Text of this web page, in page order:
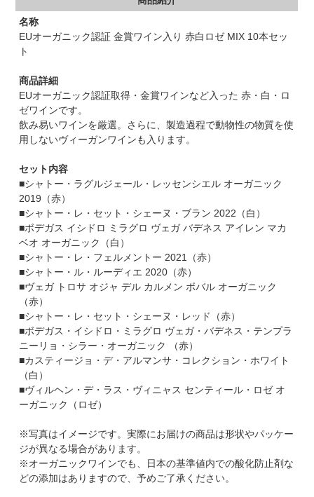
名称
EUオーガニック認証 金賞ワイン入り 赤白ロゼ MIX 10本セッ
ト
商品詳細
EUオーガニック認証取得・金賞ワインなど入った 赤・白・ロ
ゼワインです。
飲み易いワインを厳選。さらに、製造過程で動物性の物質を使
用しないヴィーガンワインも入ります。
セット内容
■シャトー・ラグルジェール・レッセンシエル オーガニック
2019（赤）
■シャトー・レ・セット・シェーヌ・ブラン 2022（白）
■ボデガス イシドロ ミラグロ ヴェガ バデネス アイレン マカ
ベオ オーガニック（白）
■シャトー・レ・フェルメントー 2021（赤）
■シャトー・ル・ルーディエ 2020（赤）
■ヴェガ トロサ オジャ デル カルメン ボバル オーガニック
（赤）
■シャトー・レ・セット・シェーヌ・レッド（赤）
■ボデガス・イシドロ・ミラグロ ヴェガ・バデネス・テンプラ
ニーリョ・シラー・オーガニック （赤）
■カスティージョ・デ・アルマンサ・コレクション・ホワイト
（白）
■ヴィルヘン・デ・ラス・ヴィニャス センティール・ロゼ オ
ーガニック（ロゼ）
※写真はイメージです。実際にお届けの商品は形状やパッケー
ジが異なる場合があります。
※オーガニックワインでも、日本の基準値内での酸化防止剤な
どの添加はありますので、予めご了承ください。